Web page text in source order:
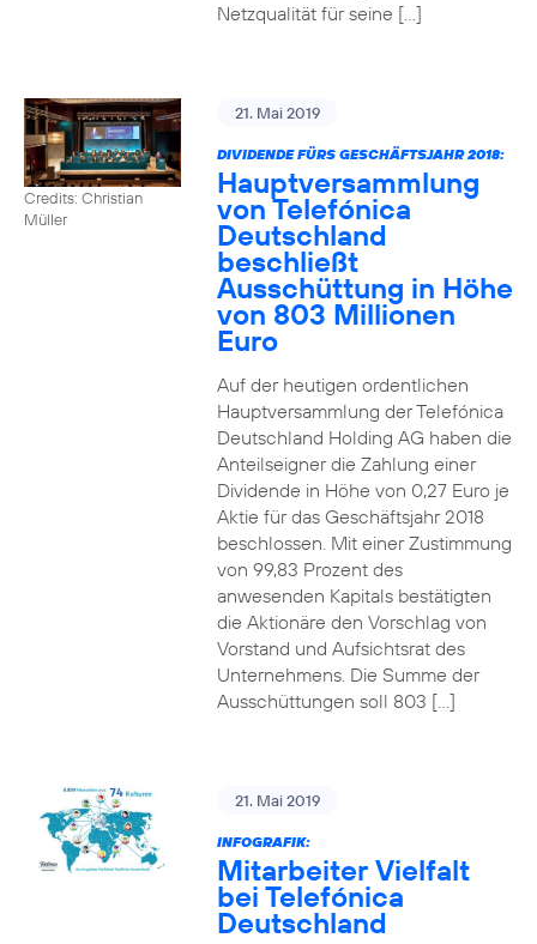
Netzqualität für seine […]
Credits: Christian
Müller
21. Mai 2019
DIVIDENDE FÜRS GESCHÄFTSJAHR 2018:
Hauptversammlung
von Telefónica
Deutschland
beschließt
Ausschüttung in Höhe
von 803 Millionen
Euro
Auf der heutigen ordentlichen
Hauptversammlung der Telefónica
Deutschland Holding AG haben die
Anteilseigner die Zahlung einer
Dividende in Höhe von 0,27 Euro je
Aktie für das Geschäftsjahr 2018
beschlossen. Mit einer Zustimmung
von 99,83 Prozent des
anwesenden Kapitals bestätigten
die Aktionäre den Vorschlag von
Vorstand und Aufsichtsrat des
Unternehmens. Die Summe der
Ausschüttungen soll 803 […]
21. Mai 2019
INFOGRAFIK:
Mitarbeiter Vielfalt
bei Telefónica
Deutschland